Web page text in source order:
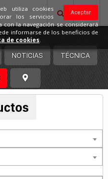
NOTICIAS TÉCNICA
Aceptar
utiliza cookies
los servicios
la navegación se considerará
informarse de los beneficios de
de cookies.